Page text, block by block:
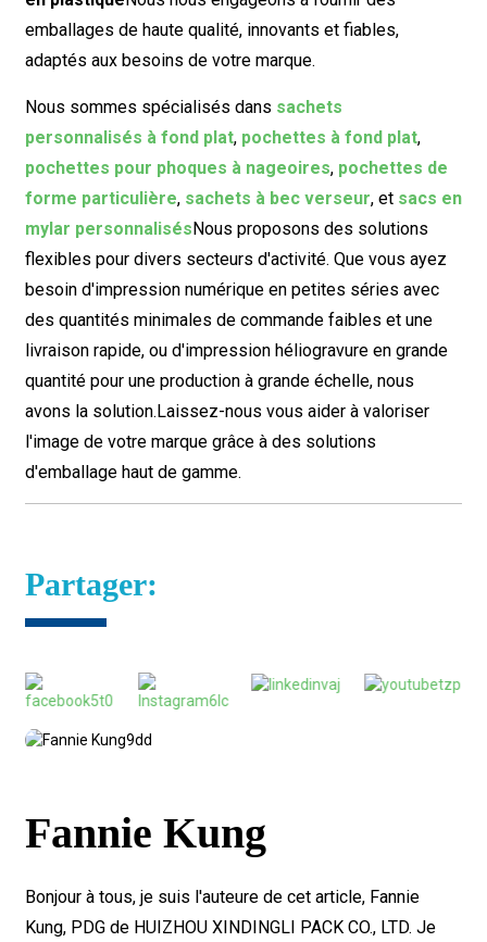
emballages de haute qualité, innovants et fiables,
adaptés aux besoins de votre marque.
Nous sommes spécialisés dans sachets
personnalisés à fond plat, pochettes à fond plat,
pochettes pour phoques à nageoires, pochettes de
forme particulière, sachets à bec verseur, et sacs en
mylar personnalisésNous proposons des solutions
flexibles pour divers secteurs d'activité. Que vous ayez
besoin d'impression numérique en petites séries avec
des quantités minimales de commande faibles et une
livraison rapide, ou d'impression héliogravure en grande
quantité pour une production à grande échelle, nous
avons la solution.Laissez-nous vous aider à valoriser
l'image de votre marque grâce à des solutions
d'emballage haut de gamme.
Partager:
Fannie Kung
Bonjour à tous, je suis l'auteure de cet article, Fannie
Kung, PDG de HUIZHOU XINDINGLI PACK CO., LTD. Je